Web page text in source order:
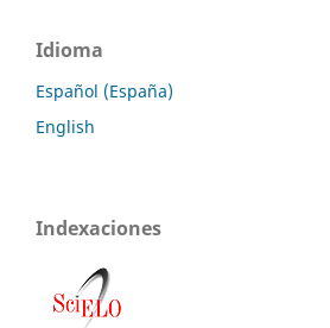
Idioma
Español (España)
English
Indexaciones